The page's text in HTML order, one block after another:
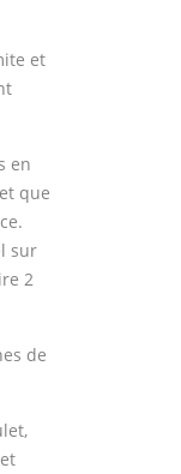
et
en
que
sur
2
de